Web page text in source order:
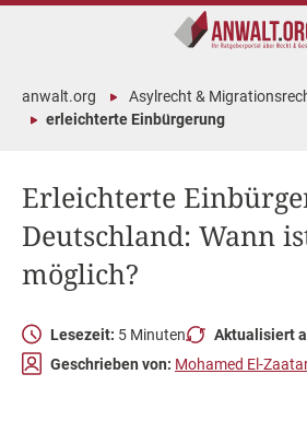
Erleichterte
Deutschland: Wann
möglich?
anwalt.org Asylrecht &
erleichterte Einbürgerung
Lesezeit: 5 Minuten Aktualisiert
Geschrieben von: Mohamed El-